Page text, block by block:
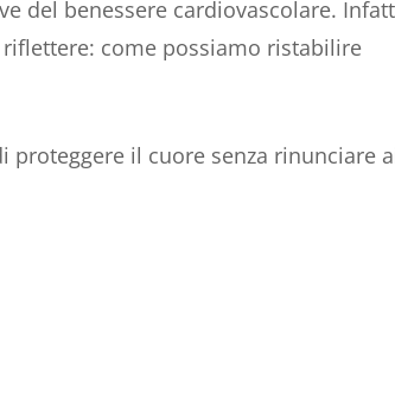
del benessere cardiovascolare.
come possiamo ristabilire
proteggere il cuore senza rinunciare